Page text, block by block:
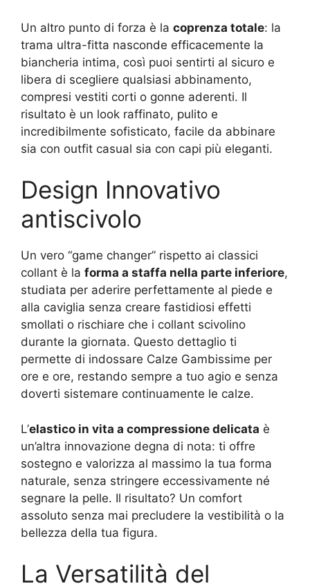
Un altro punto di forza è la coprenza totale: la
trama ultra-fitta nasconde efficacemente la
biancheria intima, così puoi sentirti al sicuro e
libera di scegliere qualsiasi abbinamento,
compresi vestiti corti o gonne aderenti. Il
risultato è un look raffinato, pulito e
incredibilmente sofisticato, facile da abbinare
sia con outfit casual sia con capi più eleganti.
Design Innovativo
antiscivolo
Un vero “game changer” rispetto ai classici
collant è la forma a staffa nella parte inferiore,
studiata per aderire perfettamente al piede e
alla caviglia senza creare fastidiosi effetti
smollati o rischiare che i collant scivolino
durante la giornata. Questo dettaglio ti
permette di indossare Calze Gambissime per
ore e ore, restando sempre a tuo agio e senza
doverti sistemare continuamente le calze.
L’elastico in vita a compressione delicata è
un’altra innovazione degna di nota: ti offre
sostegno e valorizza al massimo la tua forma
naturale, senza stringere eccessivamente né
segnare la pelle. Il risultato? Un comfort
assoluto senza mai precludere la vestibilità o la
bellezza della tua figura.
La Versatilità del